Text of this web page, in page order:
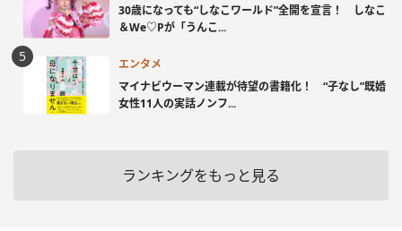
30歳になっても“しなこワールド”全開を宣言！ しなこ
＆We♡Pが「うんこ...
エンタメ
マイナビウーマン連載が待望の書籍化！ “子なし”既婚
女性11人の実話ノンフ...
ランキングをもっと見る